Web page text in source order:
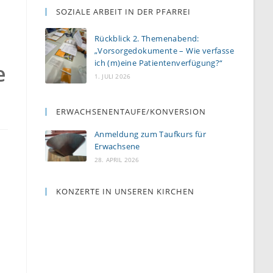
SOZIALE ARBEIT IN DER PFARREI
Rückblick 2. Themenabend:
„Vorsorgedokumente – Wie verfasse
ich (m)eine Patientenverfügung?“
1. JULI 2026
ERWACHSENENTAUFE/KONVERSION
Anmeldung zum Taufkurs für
Erwachsene
28. APRIL 2026
KONZERTE IN UNSEREN KIRCHEN